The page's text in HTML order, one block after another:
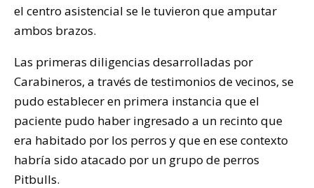
el centro asistencial se le tuvieron que amputar
ambos brazos.
Las primeras diligencias desarrolladas por
Carabineros, a través de testimonios de vecinos, se
pudo establecer en primera instancia que el
paciente pudo haber ingresado a un recinto que
era habitado por los perros y que en ese contexto
habría sido atacado por un grupo de perros
Pitbulls.